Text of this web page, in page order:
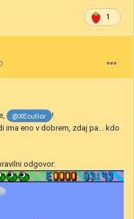
1
@XEcutIor
!
ima eno v dobrem, zdaj pa... kdo
odgovor: